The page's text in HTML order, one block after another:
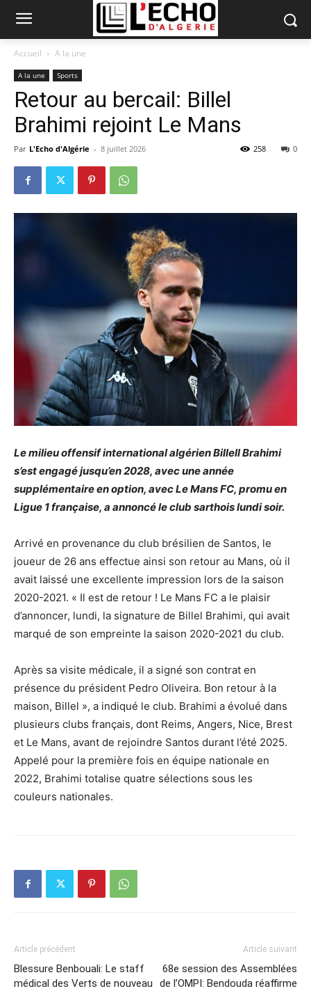
Accueil A la une
A la une Sports
Retour au bercail: Billel
Brahimi rejoint Le Mans
Par L'Echo d'Algérie - 8 juillet 2026 0
258
Le milieu offensif international algérien Billell Brahimi
s’est engagé jusqu’en 2028, avec une année
supplémentaire en option, avec Le Mans FC, promu en
Ligue 1 française, a annoncé le club sarthois lundi soir.
Arrivé en provenance du club brésilien de Santos, le
joueur de 26 ans effectue ainsi son retour au Mans, où il
avait laissé une excellente impression lors de la saison
2020-2021. « Il est de retour ! Le Mans FC a le plaisir
d’annoncer, lundi, la signature de Billel Brahimi, qui avait
marqué de son empreinte la saison 2020-2021 du club.
Après sa visite médicale, il a signé son contrat en
présence du président Pedro Oliveira. Bon retour à la
maison, Billel », a indiqué le club. Brahimi a évolué dans
plusieurs clubs français, dont Reims, Angers, Nice, Brest
et Le Mans, avant de rejoindre Santos durant l’été 2025.
Appelé pour la première fois en équipe nationale en
2022, Brahimi totalise quatre sélections sous les
couleurs nationales.
Article précédent
Blessure Benbouali: Le staff
médical des Verts de nouveau
Article suivant
68e session des Assemblées
de l’OMPI: Bendouda réaffirme